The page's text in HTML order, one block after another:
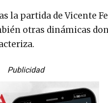
la partida de Vicente
otras dinámicas
Publicidad